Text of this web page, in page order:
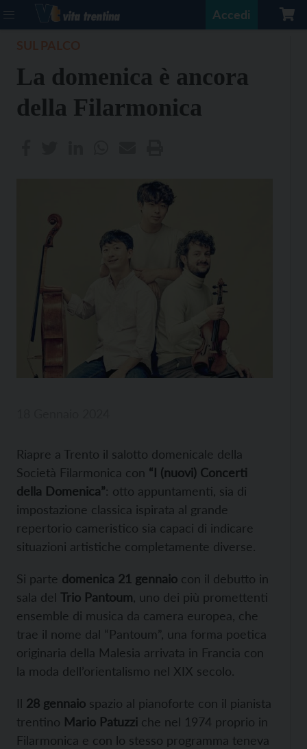
Accedi
La domenica è ancora
della Filarmonica
Riapre a Trento il salotto domenicale della
Società Filarmonica con “I (nuovi) Concerti
della Domenica”: otto appuntamenti, sia di
impostazione classica ispirata al grande
repertorio cameristico sia capaci di indicare
situazioni artistiche completamente diverse.
Si parte domenica 21 gennaio con il debutto in
sala del Trio Pantoum , uno dei più promettenti
ensemble di musica da camera europea, che
trae il nome dal “Pantoum”, una forma poetica
originaria della Malesia arrivata in Francia con
la moda dell’orientalismo nel XIX secolo.
Il 28 gennaio spazio al pianoforte con il pianista
trentino Mario Patuzzi che nel 1974 proprio in
Filarmonica e con lo stesso programma teneva